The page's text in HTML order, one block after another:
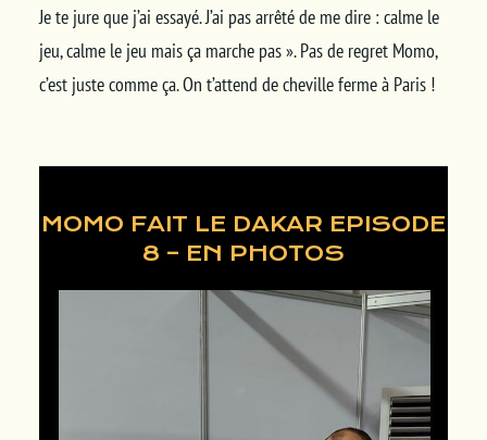
Je te jure que j’ai essayé. J’ai pas arrêté de me dire : calme le
jeu, calme le jeu mais ça marche pas ». Pas de regret Momo,
c’est juste comme ça. On t’attend de cheville ferme à Paris !
MOMO FAIT LE DAKAR EPISODE
8 – EN PHOTOS